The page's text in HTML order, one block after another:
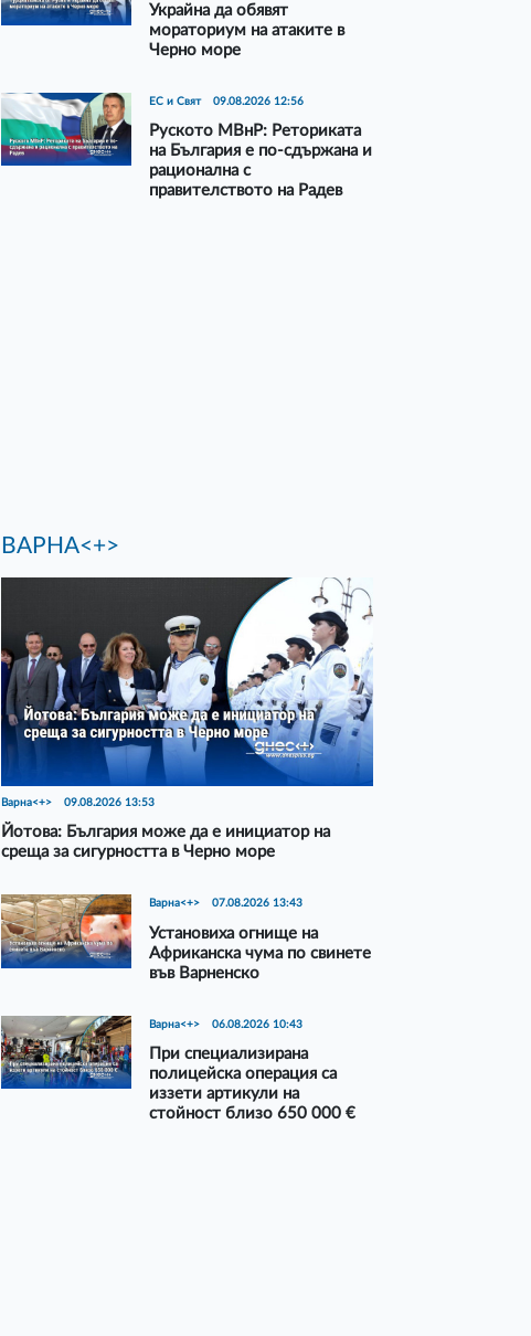
Украйна да обявят
мораториум на атаките в
Черно море
ЕС и Свят 09.08.2026 12:56
Руското МВнР: Реториката
на България е по-сдържана и
рационална с
правителството на Радев
ВАРНА<+>
Варна<+> 09.08.2026 13:53
Йотова: България може да е инициатор на
среща за сигурността в Черно море
Варна<+> 07.08.2026 13:43
Установиха огнище на
Африканска чума по свинете
във Варненско
Варна<+> 06.08.2026 10:43
При специализирана
полицейска операция са
иззети артикули на
стойност близо 650 000 €